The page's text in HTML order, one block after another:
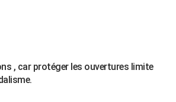
, car protéger les ouvertures limite